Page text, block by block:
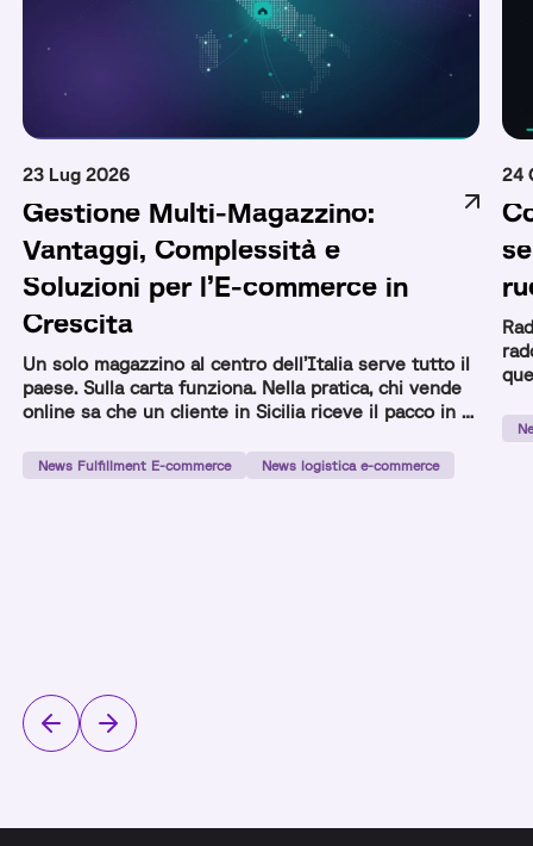
23 Lug 2026
Gestione Multi-Magazzino:
Vantaggi, Complessità e
Soluzioni per l’E-commerce in
Crescita
Un solo magazzino al centro dell’Italia serve tutto il
paese. Sulla carta funziona. Nella pratica, chi vende
online sa che un cliente in Sicilia riceve il pacco in 3
prodotto e lo stesso corriere. La gestione multi-
magazzino nasce per risolvere questo squilibrio:
News Fulfillment E-commerce News logistica e-commerce
24